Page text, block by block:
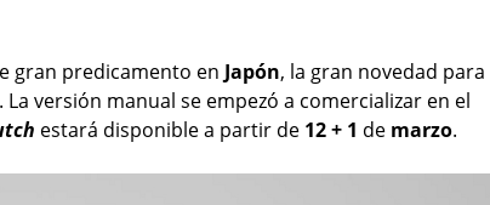
gran predicamento en Japón, la gran novedad para
. La versión manual se empezó a comercializar en el
estará disponible a partir de 12 + 1 de marzo.